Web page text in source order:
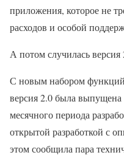
приложения, которое не
расходов и особой
А потом случилась версия
С новым набором
версия 2.0 была выпущена
месячного периода
открытой разработкой с
этом сообщила пара